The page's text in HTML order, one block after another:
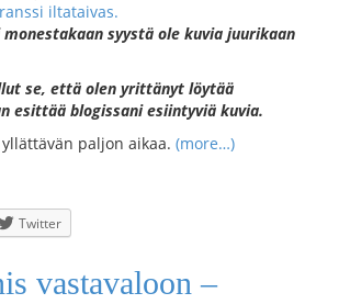
monestakaan syystä ole kuvia juurikaan
se, että olen yrittänyt löytää
esittää blogissani esiintyviä kuvia.
paljon aikaa. (more…)
Twitter
vastavaloon –